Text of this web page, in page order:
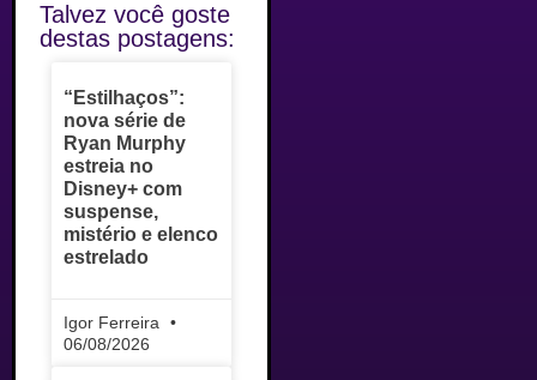
Talvez você goste
destas postagens:
“Estilhaços”:
nova série de
Ryan Murphy
estreia no
Disney+ com
suspense,
mistério e elenco
estrelado
Igor Ferreira
06/08/2026